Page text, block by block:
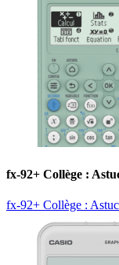
fx-92+ Collège :
fx-92+ Collège :